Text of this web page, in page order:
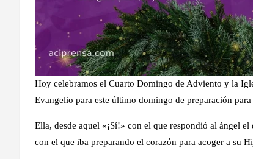
Hoy celebramos el Cuarto Domingo de Adviento y la
Evangelio para este último domingo de preparación
Ella, desde aquel «¡Sí!» con el que respondió al ángel
con el que iba preparando el corazón para acoger a su